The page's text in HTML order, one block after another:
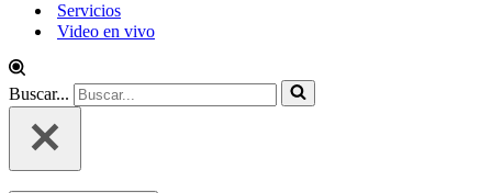
Servicios
Video en vivo
Buscar...